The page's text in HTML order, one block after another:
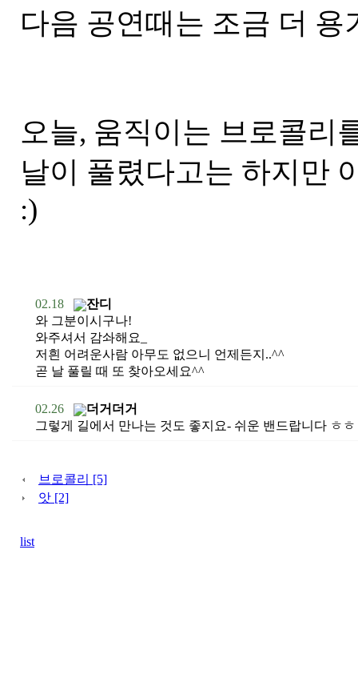
다음 공연때는 조금 더
오늘, 움직이는 브로콜리
날이 풀렸다고는 하지만
:)
02.18
잔디
와 그분이시구나!
와주셔서 감솨해요_
저흰 어려운사람 아무도 없으니 언제든지..^^
곧 날 풀릴 때 또 찾아오세요^^
02.26
더거더거
그렇게 길에서 만나는 것도 좋지요- 쉬운 밴드랍니다 ㅎㅎ
브로콜리 [5]
앗 [2]
list